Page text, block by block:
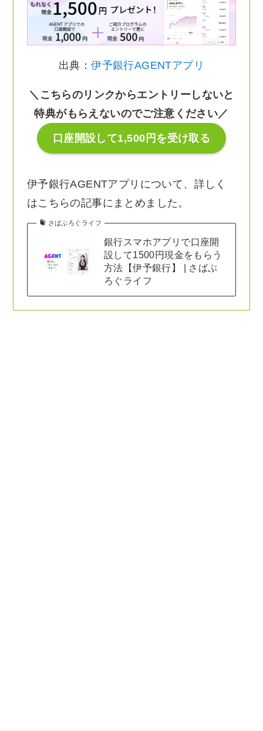
出典：伊予銀行AGENTアプリ
＼こちらのリンクからエントリーしないと
特典がもらえないのでご注意ください／
口座開設して1,500円を受け取る
伊予銀行AGENTアプリについて、詳しく
はこちらの記事にまとめました。
さばぶろぐライフ
銀行スマホアプリで口座開
設して1500円現金をもらう
方法【伊予銀行】 | さばぶ
ろぐライフ